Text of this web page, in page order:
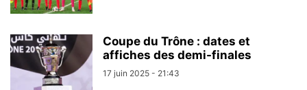
Coupe du Trône : dates et
affiches des demi-finales
17 juin 2025 - 21:43